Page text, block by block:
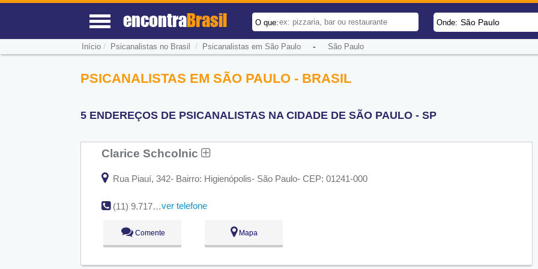
encontraBrasil O que: Onde: São Paulo
Início/ Psicanalistas no Brasil / Psicanalistas em São Paulo- São Paulo
PSICANALISTAS EM SÃO PAULO - BRASIL
5 ENDEREÇOS DE PSICANALISTAS NA CIDADE DE SÃO PAULO - SP
Clarice Schcolnic
Rua Piauí, 342- Bairro: Higienópolis- São Paulo- CEP: 01241-000
(11) 9.7175-0773 ver telefone
Comente Mapa